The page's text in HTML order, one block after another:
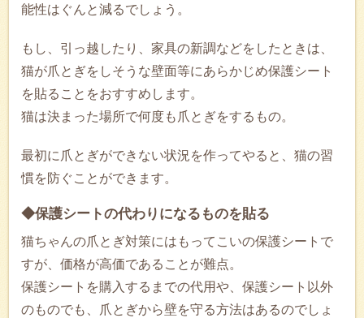
能性はぐんと減るでしょう。
もし、引っ越したり、家具の新調などをしたときは、
猫が爪とぎをしそうな壁面等にあらかじめ保護シート
を貼ることをおすすめします。
猫は決まった場所で何度も爪とぎをするもの。
最初に爪とぎができない状況を作ってやると、猫の習
慣を防ぐことができます。
◆保護シートの代わりになるものを貼る
猫ちゃんの爪とぎ対策にはもってこいの保護シートで
すが、価格が高価であることが難点。
保護シートを購入するまでの代用や、保護シート以外
のものでも、爪とぎから壁を守る方法はあるのでしょ